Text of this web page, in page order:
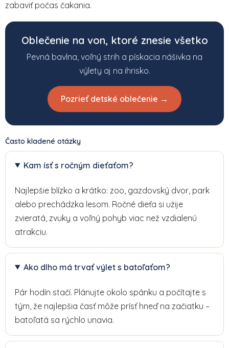
zabaviť počas čakania.
Oblečenie na von, ktoré znesie všetko
Pevná bavlna, voľný strih a pískacia nášivka na
výlety aj na ihrisko.
Pozrieť detské oblečenie →
Často kladené otázky
Kam ísť s ročným dieťaťom?
Najlepšie blízko a krátko: zoo, gazdovský dvor, park
alebo prechádzka lesom. Ročné dieťa si užije
zvieratá, zvuky a voľný pohyb viac než vzdialenú
atrakciu.
Ako dlho má trvať výlet s batoľaťom?
Pár hodín stačí. Plánujte okolo spánku a počítajte s
tým, že najlepšia časť môže prísť hneď na začiatku –
batoľatá sa rýchlo unavia.